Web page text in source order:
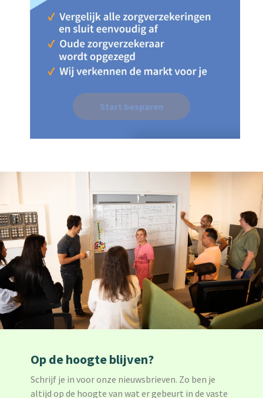
Start besparen
Op de hoogte blijven?
Schrijf je in voor onze nieuwsbrieven. Zo ben je
altijd op de hoogte van wat er gebeurt in de vaste